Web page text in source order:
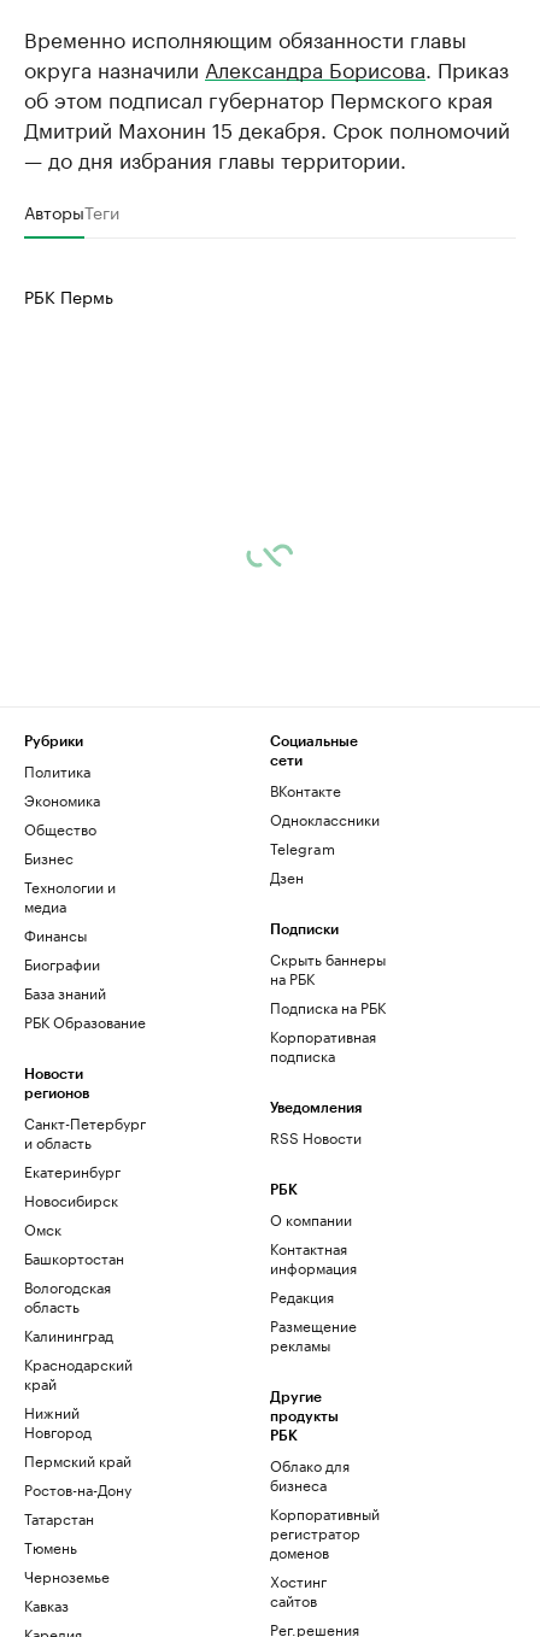
Временно исполняющим обязанности главы
округа назначили Александра Борисова . Приказ
об этом подписал губернатор Пермского края
Дмитрий Махонин 15 декабря. Срок полномочий
— до дня избрания главы территории.
АвторыТеги
РБК Пермь
Рубрики
Политика
Экономика
Общество
Бизнес
Технологии и
медиа
Финансы
Биографии
База знаний
РБК Образование
Новости
регионов
Санкт-Петербург
и область
Екатеринбург
Новосибирск
Омск
Башкортостан
Вологодская
область
Калининград
Краснодарский
край
Нижний
Новгород
Пермский край
Ростов-на-Дону
Татарстан
Тюмень
Черноземье
Кавказ
Социальные
сети
ВКонтакте
Одноклассники
Telegram
Дзен
Подписки
Скрыть баннеры
на РБК
Подписка на РБК
Корпоративная
подписка
Уведомления
RSS Новости
РБК
О компании
Контактная
информация
Редакция
Размещение
рекламы
Другие
продукты
РБК
Облако для
бизнеса
Корпоративный
регистратор
доменов
Хостинг
сайтов
Рег.решения